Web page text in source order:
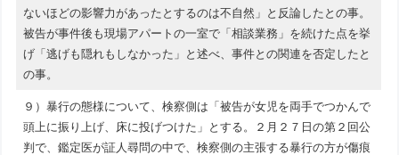
ないほどの影響力があったとするのは不自然」と反論したとの事。
被告が事件後も現場アパートの一室で「相談業務」を続けた点を挙
げ「逃げも隠れもしなかった」と述べ、事件との関連を否定したと
の事。
９）暴行の態様について、検察側は「被告が女児を両手でつかんで
頭上に振り上げ、床に投げつけた」とする。２月２７日の第２回公
判で、鑑定医が証人尋問の中で、検察側の主張する暴行の方が傷痕